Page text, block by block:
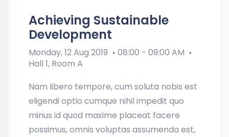
Achieving Sustainable
Development
Monday, 12 Aug 2019
08:00 - 09:00 AM
Hall 1, Room A
Nam libero tempore, cum soluta nobis est
eligendi optio cumque nihil impedit quo
minus id quod maxime placeat facere
possimus, omnis voluptas assumenda est,